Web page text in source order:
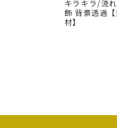
キラキラ/流
飾 背景透過
材】